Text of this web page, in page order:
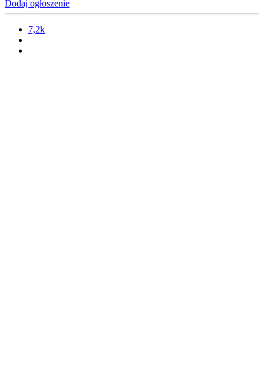
Dodaj ogłoszenie
7,2k